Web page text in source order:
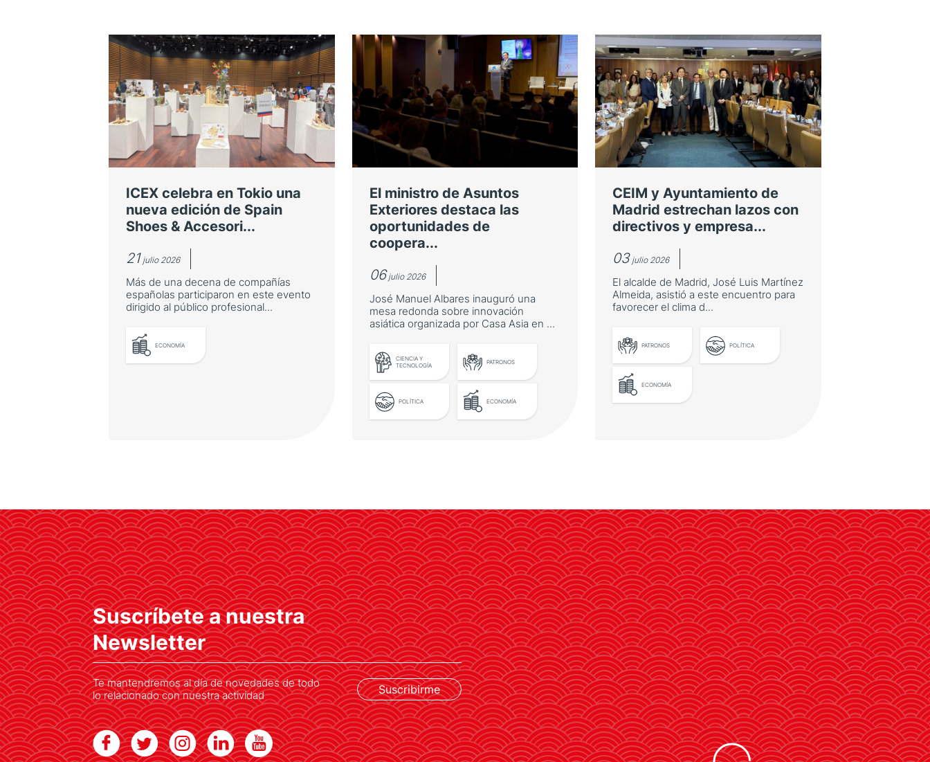
ICEX celebra en Tokio una
nueva edición de Spain
Shoes & Accesori...
21 julio 2026
Más de una decena de compañías
españolas participaron en este evento
dirigido al público profesional...
ECONOMÍA
Shoes & Accesories
Más de una decena de compañías
españolas participaron en este
evento dirigido al público
profesional del país asiático
El ministro de Asuntos
Exteriores destaca las
oportunidades de
coopera...
06julio 2026
José Manuel Albares inauguró una
mesa redonda sobre innovación
asiática organizada por Casa Asia en ...
CIENCIA Y
TECNOLOGÍA
PATRONOS
POLÍTICA ECONOMÍA
oportunidades de
cooperación con Asia-
Pacífico en innovación
José Manuel Albares inauguró una
mesa redonda sobre innovación
asiática organizada por Casa Asia
en la Fundación "la Caixa"
CEIM y Ayuntamiento de
Madrid estrechan lazos con
directivos y empresa...
03julio 2026
El alcalde de Madrid, José Luis Martínez
Almeida, asistió a este encuentro para
favorecer el clima d...
PATRONOS POLÍTICA
ECONOMÍA
con directivos y empresas
de Japón
El alcalde de Madrid, José Luis
Martínez Almeida, asistió a este
encuentro para favorecer el clima
de inversión en la capital española
Suscríbete a nuestra
Newsletter
Te mantendremos al día de novedades de todo
lo relacionado con nuestra actividad
Suscribirme